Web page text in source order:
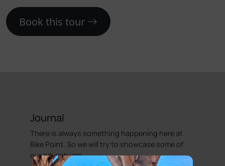
Book this tour
Journal
There is always something happening here at
Bike Point. So we will try to showcase some of
our adventures.